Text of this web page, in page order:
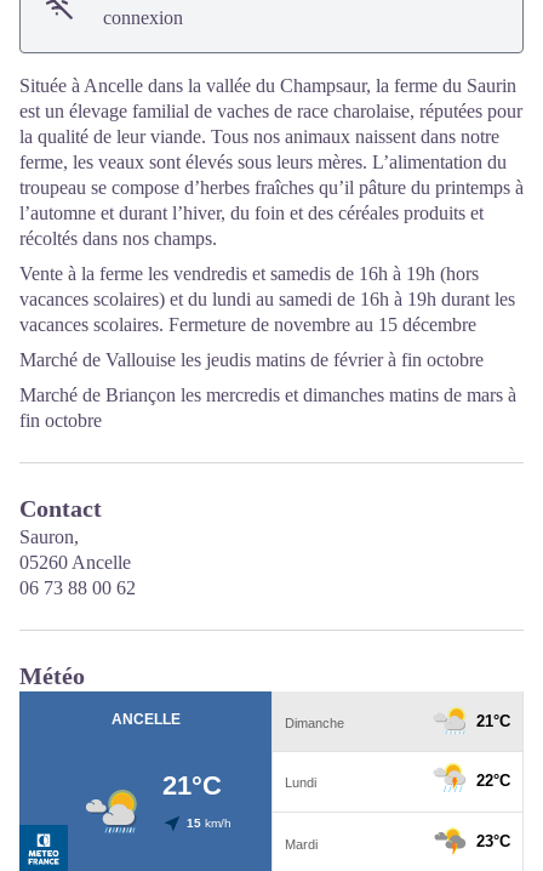
connexion
Située à Ancelle dans la vallée du Champsaur, la ferme du Saurin
est un élevage familial de vaches de race charolaise, réputées pour
la qualité de leur viande. Tous nos animaux naissent dans notre
ferme, les veaux sont élevés sous leurs mères. L’alimentation du
troupeau se compose d’herbes fraîches qu’il pâture du printemps à
l’automne et durant l’hiver, du foin et des céréales produits et
récoltés dans nos champs.
Vente à la ferme les vendredis et samedis de 16h à 19h (hors
vacances scolaires) et du lundi au samedi de 16h à 19h durant les
vacances scolaires. Fermeture de novembre au 15 décembre
Marché de Vallouise les jeudis matins de février à fin octobre
Marché de Briançon les mercredis et dimanches matins de mars à
fin octobre
Contact
Sauron,
05260 Ancelle
06 73 88 00 62
Météo